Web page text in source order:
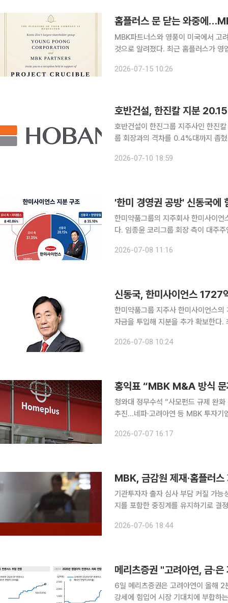
홈플러스 문 닫는 와중에
MBK파트너스와 영풍이 미국에서 고
것으로 알려졌다. 최근 홈플러스가
테네시주 경제계 관계자 등에 따르면
2026-07-15 10:26
호반건설, 한진칼 지분
호반건설이 한진그룹 지주사인 한진
룹 회장과의 격차를 0.4%대까지 좁혔다. 10일 금융감독원 전자공시시스템에 따르면
2026-07-10 18:59
한미약품그룹의 지주회사 한미사이
다. 임종윤 코리그룹 회장 측이 대주
2026-07-08 11:16
신동국, 한미사이언스
한미약품그룹 지주사 한미사이언스
자금을 투입해 지분을 추가 확보한다
스는 7일 공시를 통해 신 회장이
2026-07-08 10:24
홍익표 “MBK M&A 방식
청와대 정무수석 “사모펀드 규제 완
추진…네파·고려아연 등 MBK 투자기업 우려도 재부상 홈플러스 기
를 계기로 사모펀드의 차입매수와 단
2026-07-07 16:17
MBK, 금감원 제재·홈플러
기관투자자 출자 심사 부담 커질 가능성 금융감독원(금감원)이 MBK파트너스(MBK)에 대해
지를 포함한 중징계를 유지하기로 결
MBK에 내렸던 중징계를 원안 그대
2026-07-06 18:44
메리츠증권 "고려아연, 금·
6일 메리츠증권은 고려아연이 올해 2
강세에 힘입어 시장 기대치에 부합하